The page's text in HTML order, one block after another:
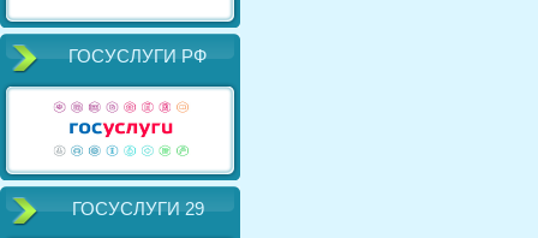
ГОСУСЛУГИ РФ
ГОСУСЛУГИ 29